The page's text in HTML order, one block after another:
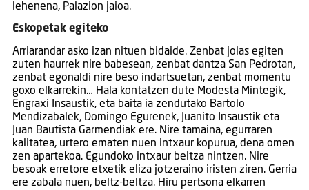
lehenena, Palazion jaioa.
Eskopetak egiteko
Arriarandar asko izan nituen bidaide. Zenbat jolas egiten
zuten haurrek nire babesean, zenbat dantza San Pedrotan,
zenbat egonaldi nire beso indartsuetan, zenbat momentu
goxo elkarrekin… Hala kontatzen dute Modesta Mintegik,
Engraxi Insaustik, eta baita ia zendutako Bartolo
Mendizabalek, Domingo Egurenek, Juanito Insaustik eta
Juan Bautista Garmendiak ere. Nire tamaina, egurraren
kalitatea, urtero ematen nuen intxaur kopurua, dena omen
zen apartekoa. Egundoko intxaur beltza nintzen. Nire
besoak erretore etxetik eliza jotzeraino iristen ziren. Gerria
ere zabala nuen, beltz-beltza. Hiru pertsona elkarren